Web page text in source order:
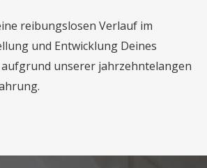
reibungslosen Verlauf im
und Entwicklung Deines
unserer jahrzehntelangen